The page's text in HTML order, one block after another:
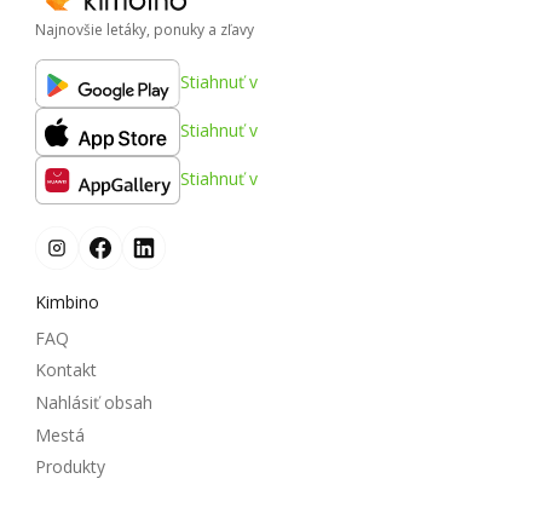
Najnovšie letáky, ponuky a zľavy
Stiahnuť v
Stiahnuť v
Stiahnuť v
Kimbino
FAQ
Kontakt
Nahlásiť obsah
Mestá
Produkty